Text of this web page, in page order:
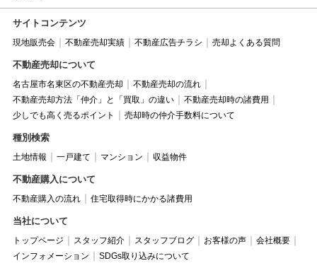
サイトコンテンツ
現地販売会 不動産売却実績 不動産広告チラシ 売却よくある質問
不動産売却について
名古屋市名東区の不動産売却
不動産売却の流れ
不動産売却方法「仲介」と「買取」の違い
不動産売却時の諸費用
少しでも高く売るポイント
売却時の仲介手数料について
種別検索
土地情報 一戸建て マンション 収益物件
不動産購入について
不動産購入の流れ 住宅取得時にかかる諸費用
当社について
トップページ スタッフ紹介 スタッフブログ お客様の声
会社概要
インフォメーション
SDGs取り込みについて